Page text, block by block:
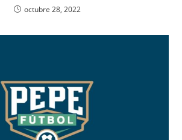
octubre 28, 2022